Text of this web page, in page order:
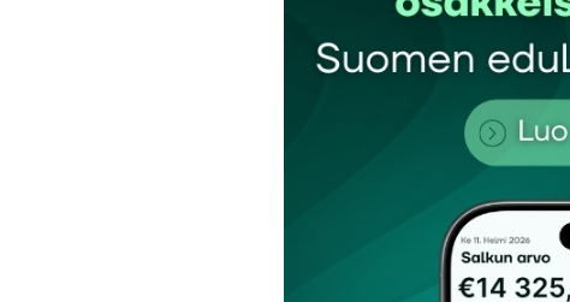
Tilaa SalkunRakentajan uutiskirje